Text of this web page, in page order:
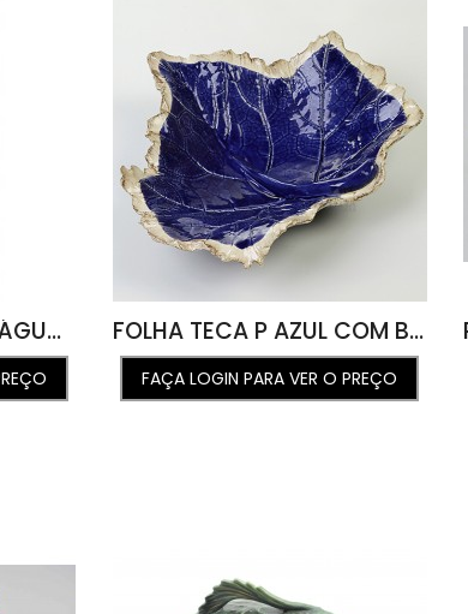
FOLHA DELHI P VERDE ÁGUA 25L X 47C X 4A FOLHA TECA P AZUL COM BORDA 18D X 5A
FAÇA LOGIN PARA VER O PREÇO